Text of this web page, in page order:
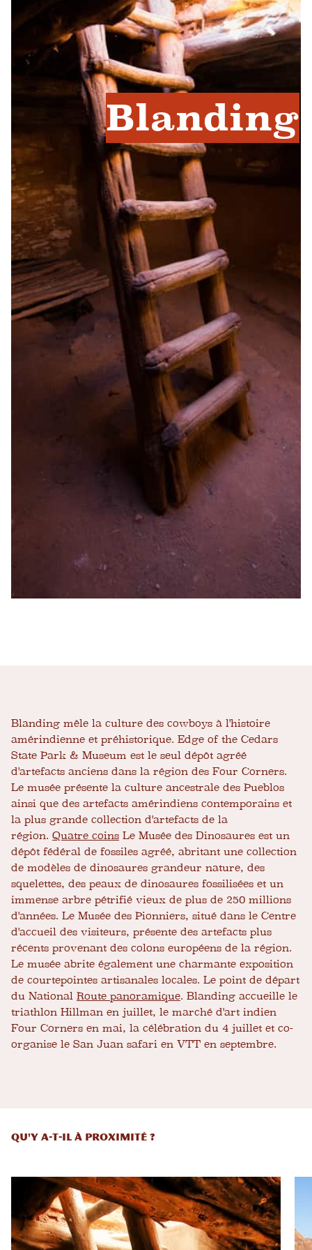
Blanding
Blanding mêle la culture des cowboys à l'histoire
amérindienne et préhistorique. Edge of the Cedars
State Park & Museum est le seul dépôt agréé
d'artefacts anciens dans la région des Four Corners.
Le musée présente la culture ancestrale des Pueblos
ainsi que des artefacts amérindiens contemporains et
la plus grande collection d'artefacts de la
région. Quatre coins Le Musée des Dinosaures est un
dépôt fédéral de fossiles agréé, abritant une collection
de modèles de dinosaures grandeur nature, des
squelettes, des peaux de dinosaures fossilisées et un
immense arbre pétrifié vieux de plus de 250 millions
d'années. Le Musée des Pionniers, situé dans le Centre
d'accueil des visiteurs, présente des artefacts plus
récents provenant des colons européens de la région.
Le musée abrite également une charmante exposition
de courtepointes artisanales locales. Le point de départ
du National Route panoramique. Blanding accueille le
triathlon Hillman en juillet, le marché d'art indien
Four Corners en mai, la célébration du 4 juillet et co-
organise le San Juan safari en VTT en septembre.
QU'Y A-T-IL À PROXIMITÉ ?